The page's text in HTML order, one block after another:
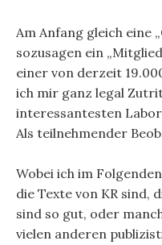
Am Anfang gleich eine
sozusagen ein
einer von derzeit
ich mir ganz legal
interessantesten
Als teilnehmender
Wobei ich im
die Texte von KR sind,
sind so gut, oder
vielen anderen